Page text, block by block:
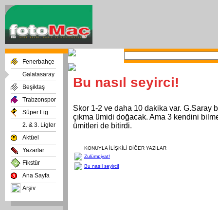
Fenerbahçe
Galatasaray
Beşiktaş
Trabzonspor
Süper Lig
2. & 3. Ligler
Aktüel
Yazarlar
Fikstür
Ana Sayfa
Arşiv
Bu nasıl seyirci!
Skor 1-2 ve daha 10 dakika var. G.Saray
çıkma ümidi doğacak. Ama 3 kendini
ümitleri de bitirdi.
KONUYLA İLİŞKİLİ DİĞER YAZILAR
Zulümpiyat!
Bu nasıl seyirci!